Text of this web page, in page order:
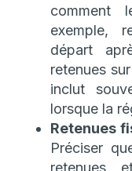
comment
exemple,
départ
retenues
inclut
lorsque la
Retenues
Préciser
retenues